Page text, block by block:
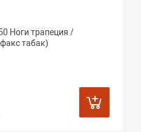
Ноги трапеция /
табак)